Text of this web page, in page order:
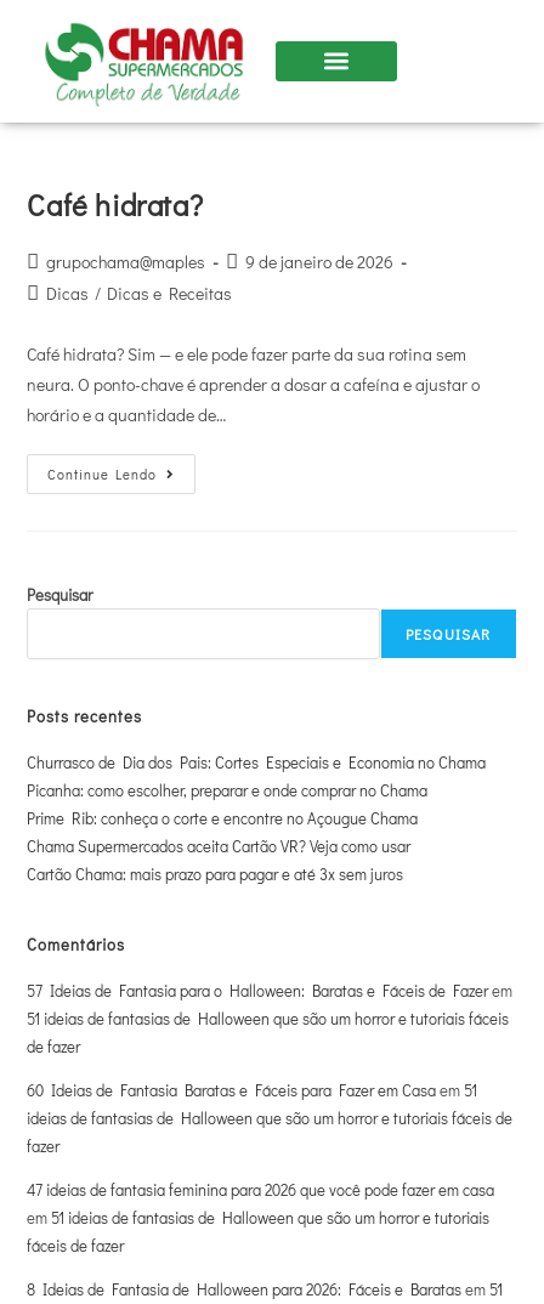
Café hidrata?
grupochama@maples
9 de janeiro de 2026
Dicas / Dicas e Receitas
Café hidrata? Sim — e ele pode fazer parte da sua rotina sem
neura. O ponto-chave é aprender a dosar a cafeína e ajustar o
horário e a quantidade de…
Continue Lendo
Pesquisar
PESQUISAR
Posts recentes
Churrasco de Dia dos Pais: Cortes Especiais e Economia no Chama
Picanha: como escolher, preparar e onde comprar no Chama
Prime Rib: conheça o corte e encontre no Açougue Chama
Chama Supermercados aceita Cartão VR? Veja como usar
Cartão Chama: mais prazo para pagar e até 3x sem juros
Comentários
57 Ideias de Fantasia para o Halloween: Baratas e Fáceis de Fazerem
51 ideias de fantasias de Halloween que são um horror e tutoriais fáceis
de fazer
60 Ideias de Fantasia Baratas e Fáceis para Fazer em Casaem 51
ideias de fantasias de Halloween que são um horror e tutoriais fáceis de
fazer
47 ideias de fantasia feminina para 2026 que você pode fazer em casa
em 51 ideias de fantasias de Halloween que são um horror e tutoriais
fáceis de fazer
8 Ideias de Fantasia de Halloween para 2026: Fáceis e Baratasem 51